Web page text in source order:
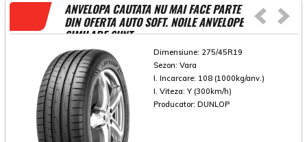
ANVELOPA CAUTATA NU MAI FACE PARTE
DIN OFERTA AUTO SOFT. NOILE ANVELOPE
SIMILARE SUNT
Dimensiune: 275/45R19
Sezon: Vara
I. Incarcare: 108 (1000kg/anv.)
I. Viteza: Y (300km/h)
Producator: DUNLOP